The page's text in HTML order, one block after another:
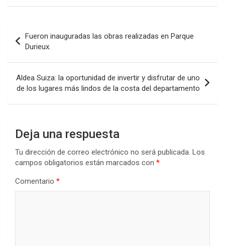
ce
o
o
k
tt at
A
p
p
ke
n
m
ar
tir
de
entradas
Fueron inauguradas las obras realizadas en Parque
Durieux.
Aldea Suiza: la oportunidad de invertir y disfrutar de uno
de los lugares más lindos de la costa del departamento
Deja una respuesta
Tu dirección de correo electrónico no será publicada. Los
campos obligatorios están marcados con *
Comentario *